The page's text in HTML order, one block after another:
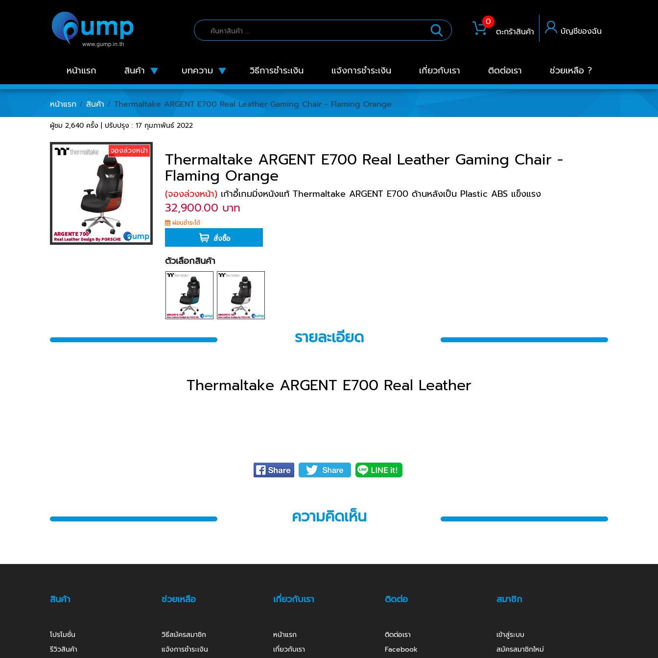
0
ตะกร้าสินค้า
บัญชีของฉัน
หน้าแรก สินค้า บทความ วิธีการชำระเงิน แจ้งการชำระเงิน เกี่ยวกับเรา ติดต่อเรา ช่วยเหลือ ?
หน้าแรก / สินค้า / Thermaltake ARGENT E700 Real Leather Gaming Chair - Flaming Orange
ผู้ชม 2,640 ครั้ง | ปรับปรุง : 17 กุมภาพันธ์ 2022
จองล่วงหน้า Thermaltake ARGENT E700 Real Leather Gaming Chair -
Flaming Orange
(จองล่วงหน้า) เก้าอี้เกมมิ่งหนังแท้ Thermaltake ARGENT E700 ด้านหลังเป็น Plastic ABS แข็งแรง
32,900.00 บาท
ผ่อนชำระได้
สั่งซื้อ
ตัวเลือกสินค้า
รายละเอียด
Thermaltake ARGENT E700 Real Leather
ความคิดเห็น
สินค้า
โปรโมชั่น
รีวิวสินค้า
ช่วยเหลือ
วิธีสมัครสมาชิก
แจ้งการชำระเงิน
เกี่ยวกับเรา
หน้าแรก
เกี่ยวกับเรา
ติดต่อ
ติดต่อเรา
Facebook
สมาชิก
เข้าสู่ระบบ
สมัครสมาชิกใหม่